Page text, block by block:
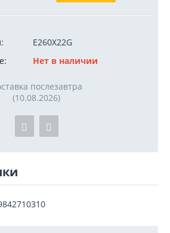
E260X22G
Нет в наличии
послезавтра
(10.08.2026)